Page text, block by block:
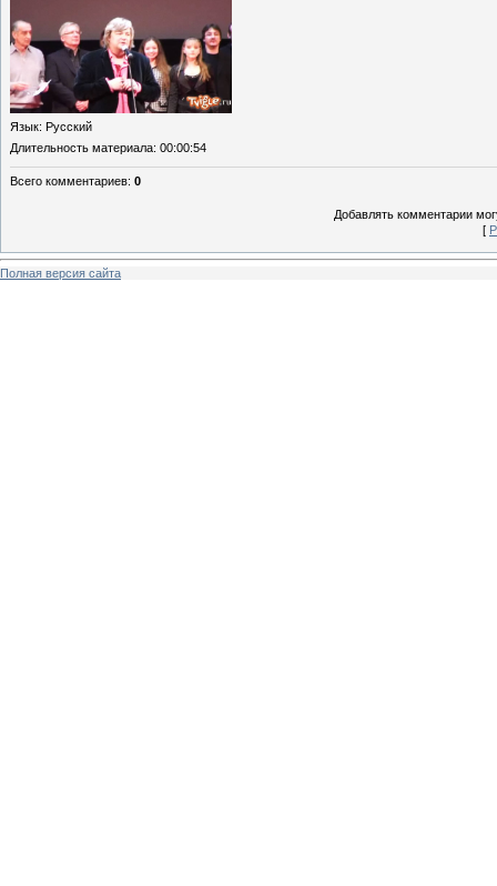
Язык: Русский
Длительность материала: 00:00:54
Всего комментариев: 0
Добавлять комментарии
[
Полная версия сайта